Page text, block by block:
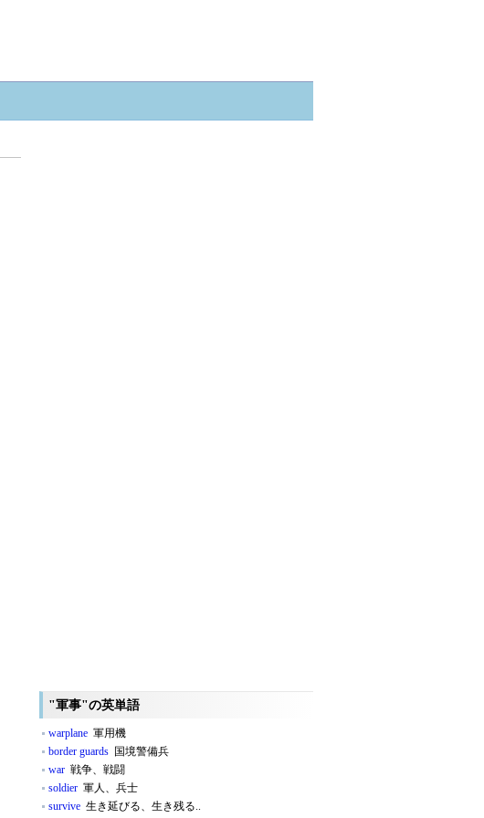
"軍事"の英単語
warplane 軍用機
border guards 国境警備兵
war 戦争、戦闘
soldier 軍人、兵士
survive 生き延びる、生き残る..